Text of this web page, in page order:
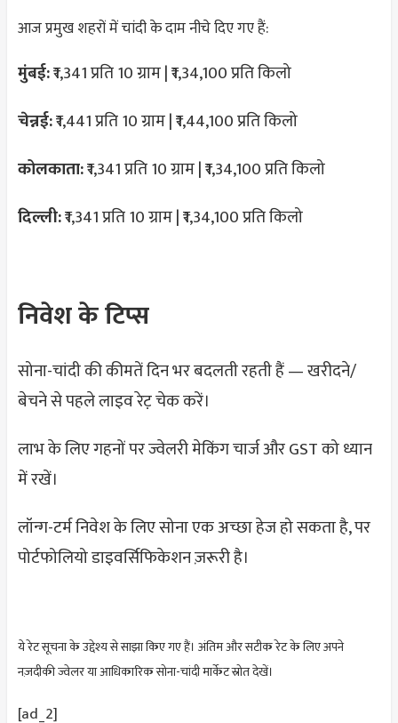
आज प्रमुख शहरों में चांदी के दाम नीचे दिए गए हैं:
मुंबई:₹1,341 प्रति 10 ग्राम | ₹1,34,100 प्रति किलो
चेन्नई:₹1,441 प्रति 10 ग्राम | ₹1,44,100 प्रति किलो
कोलकाता:₹1,341 प्रति 10 ग्राम | ₹1,34,100 प्रति किलो
दिल्ली:₹1,341 प्रति 10 ग्राम | ₹1,34,100 प्रति किलो
निवेश के टिप्स
सोना-चांदी की कीमतें दिन भर बदलती रहती हैं — खरीदने/
बेचने से पहले लाइव रेट़ चेक करें।
लाभ के लिए गहनों पर ज्वेलरी मेकिंग चार्ज और GST को ध्यान
में रखें।
लॉन्ग-टर्म निवेश के लिए सोना एक अच्छा हेज हो सकता है, पर
पोर्टफोलियो डाइवर्सिफिकेशन ज़रूरी है।
ये रेट सूचना के उद्देश्य से साझा किए गए हैं। अंतिम और सटीक रेट के लिए अपने
नज़दीकी ज्वेलर या आधिकारिक सोना-चांदी मार्केट स्रोत देखें।
[ad_2]